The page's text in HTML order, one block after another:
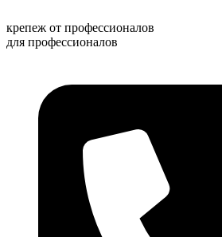
к
содержимому
крепеж от профессионалов
для профессионалов